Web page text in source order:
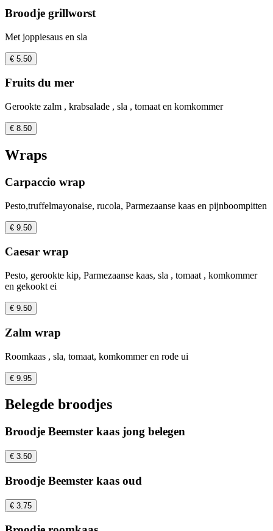
Broodje grillworst
Met joppiesaus en sla
€ 5.50
Fruits du mer
Gerookte zalm , krabsalade , sla , tomaat en komkommer
€ 8.50
Wraps
Carpaccio wrap
Pesto,truffelmayonaise, rucola, Parmezaanse kaas en pijnboompitten
€ 9.50
Caesar wrap
Pesto, gerookte kip, Parmezaanse kaas, sla , tomaat , komkommer
en gekookt ei
€ 9.50
Zalm wrap
Roomkaas , sla, tomaat, komkommer en rode ui
€ 9.95
Belegde broodjes
Broodje Beemster kaas jong belegen
€ 3.50
Broodje Beemster kaas oud
€ 3.75